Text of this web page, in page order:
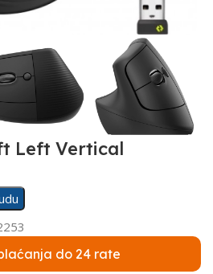
Left Vertical
do 24 rate